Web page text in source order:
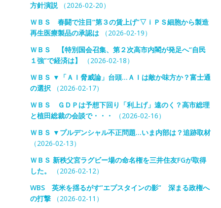
方針演説（2026-02-20）
ＷＢＳ 春闘で注目“第３の賃上げ”▽ｉＰＳ細胞から製造
再生医療製品の承認は（2026-02-19）
ＷＢＳ 【特別国会召集、第２次高市内閣が発足へ“自民
１強”で経済は】
（2026-02-18）
ＷＢＳ ▼「ＡＩ脅威論」台頭…ＡＩは敵か味方か？富士通
の選択（2026-02-17）
ＷＢＳ ＧＤＰは予想下回り「利上げ」遠のく？高市総理
と植田総裁の会談で・・・
（2026-02-16）
ＷＢＳ ▼プルデンシャル不正問題…いま内部は？追跡取材
（2026-02-13）
ＷＢＳ 新秩父宮ラグビー場の命名権を三井住友FGが取得
した。
（2026-02-12）
WBS 英米を揺るがす”エプスタインの影” 深まる政権へ
の打撃（2026-02-11）